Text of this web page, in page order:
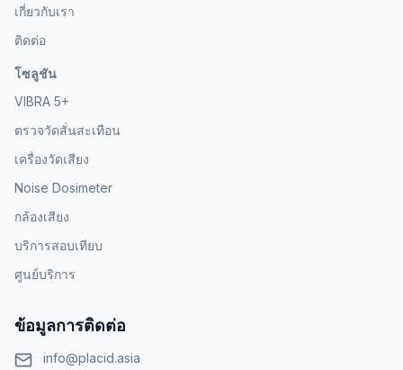
เกี่ยวกับเรา
ติดต่อ
โซลูชัน
VIBRA 5+
ตรวจวัดสั่นสะเทือน
เครื่องวัดเสียง
Noise Dosimeter
กล้องเสียง
บริการสอบเทียบ
ศูนย์บริการ
ข้อมูลการติดต่อ
info@placid.asia